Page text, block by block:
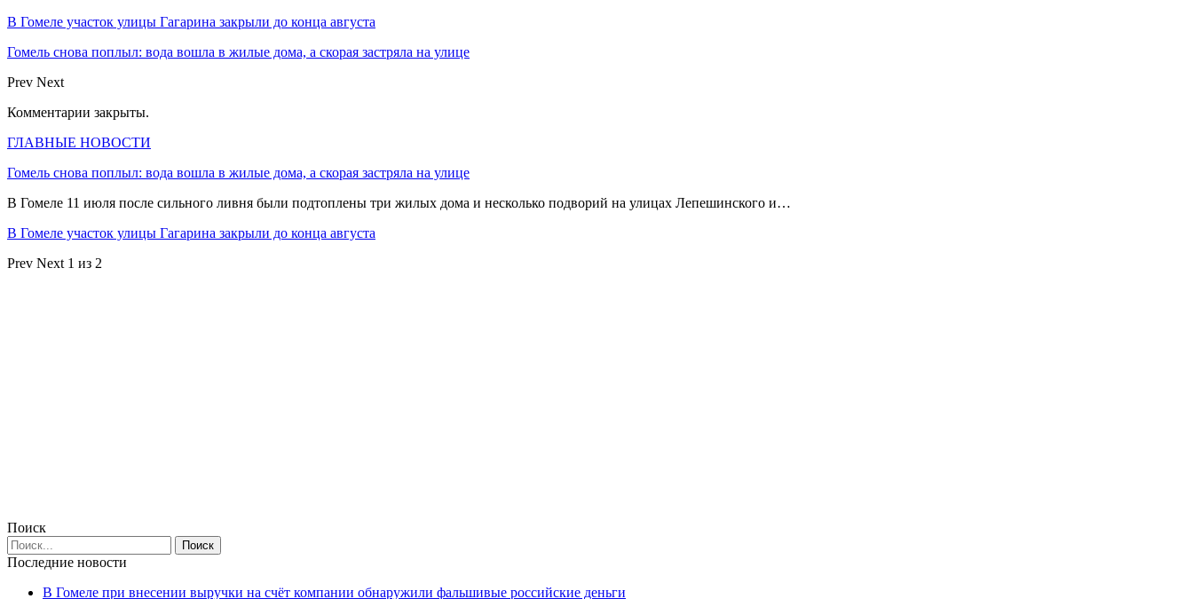
В Гомеле участок улицы Гагарина закрыли до конца августа
Гомель снова поплыл: вода вошла в жилые дома, а скорая застряла на улице
Prev Next
Комментарии закрыты.
ГЛАВНЫЕ НОВОСТИ
Гомель снова поплыл: вода вошла в жилые дома, а скорая застряла на улице
В Гомеле 11 июля после сильного ливня были подтоплены три жилых дома и несколько подворий на улицах Лепешинского и…
В Гомеле участок улицы Гагарина закрыли до конца августа
Prev Next 1 из 2
Поиск
Последние новости
В Гомеле при внесении выручки на счёт компании обнаружили фальшивые российские деньги